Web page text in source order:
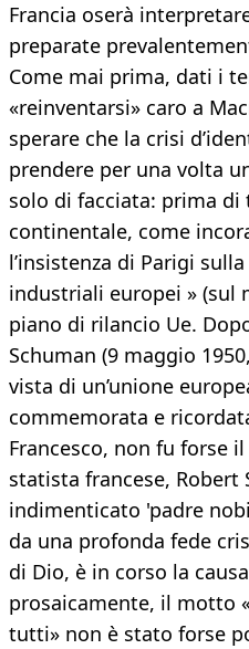
Francia oserà
preparate
Come mai prima, dati i
«reinventarsi» caro a
sperare che la crisi
prendere per una volta
solo di facciata: prima
continentale, come
l’insistenza di Parigi
industriali europei » (sul
piano di rilancio Ue.
Schuman (9 maggio
vista di un’unione
commemorata e
Francesco, non fu forse
statista francese, Robert
indimenticato 'padre
da una profonda fede
di Dio, è in corso la
prosaicamente, il motto
tutti» non è stato forse